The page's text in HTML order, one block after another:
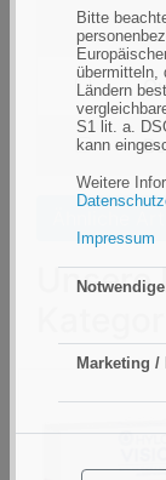
Bitte
übermitteln,
Ländern
S1 lit. a.
kann
Weitere
Impressum
Marketing
Material
filtern
nach
Qualität
filtern
nach
Ähnliche